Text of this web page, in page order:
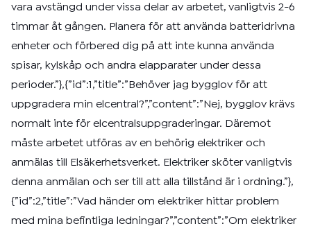
vara avstängd under vissa delar av arbetet, vanligtvis 2-6
timmar åt gången. Planera för att använda batteridrivna
enheter och förbered dig på att inte kunna använda
spisar, kylskåp och andra elapparater under dessa
perioder.”},{”id”:1,”title”:”Behöver jag bygglov för att
uppgradera min elcentral?”,”content”:”Nej, bygglov krävs
normalt inte för elcentralsuppgraderingar. Däremot
måste arbetet utföras av en behörig elektriker och
anmälas till Elsäkerhetsverket. Elektriker sköter vanligtvis
denna anmälan och ser till att alla tillstånd är i ordning.”},
{”id”:2,”title”:”Vad händer om elektriker hittar problem
med mina befintliga ledningar?”,”content”:”Om elektriker